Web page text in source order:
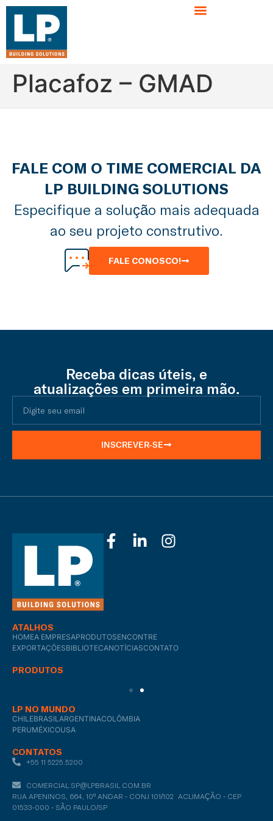
Placafoz – GMAD
FALE COM O TIME COMERCIAL DA
LP BUILDING SOLUTIONS
Especifique a solução mais adequada
ao seu projeto construtivo.
FALE CONOSCO!
Receba dicas úteis, e
atualizações em primeira mão.
INSCREVER-SE
ATALHOS
HOMEA EMPRESAPRODUTOSENCONTRE
EXPORTAÇÕESBIBLIOTECANOTÍCIASCONTATO
PRODUTOS
LP NO MUNDO
CHILEBRASILARGENTINACOLÔMBIA
PERUMÉXICOUSA
CONTATOS
+55 11 5225.5200
COMERCIAL.SP@LPBRASIL.COM.BR
RUA APENINOS, 664, 10º ANDAR - CONJ 101/102 ACLIMAÇÃO - CEP
01533-000 - SÃO PAULO/SP